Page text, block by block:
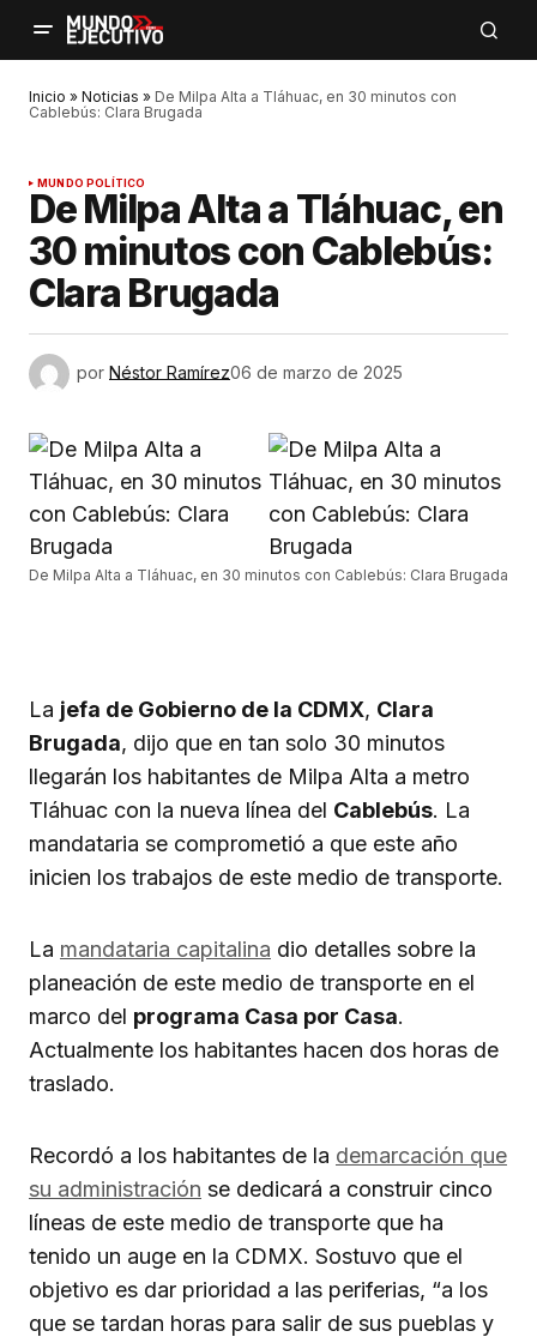
Inicio » Noticias » De Milpa Alta a Tláhuac, en 30 minutos con
Cablebús: Clara Brugada
MUNDO POLÍTICO
De Milpa Alta a Tláhuac, en
30 minutos con Cablebús:
Clara Brugada
por Néstor Ramírez06 de marzo de 2025
De Milpa Alta a Tláhuac, en 30 minutos con Cablebús: Clara Brugada
La jefa de Gobierno de la CDMX, Clara
Brugada, dijo que en tan solo 30 minutos
llegarán los habitantes de Milpa Alta a metro
Tláhuac con la nueva línea del Cablebús. La
mandataria se comprometió a que este año
inicien los trabajos de este medio de transporte.
La mandataria capitalina dio detalles sobre la
planeación de este medio de transporte en el
marco del programa Casa por Casa.
Actualmente los habitantes hacen dos horas de
traslado.
Recordó a los habitantes de la demarcación que
su administración se dedicará a construir cinco
líneas de este medio de transporte que ha
tenido un auge en la CDMX. Sostuvo que el
objetivo es dar prioridad a las periferias, “a los
que se tardan horas para salir de sus pueblas y